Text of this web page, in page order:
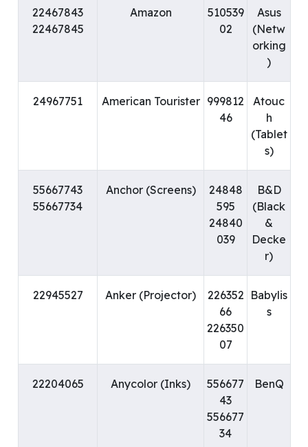
Asus
(Netw
orking
)
510539
02
Amazon
22467843
22467845
Atouc
h
(Tablet
s)
999812
46
American Tourister
24967751
B&D
(Black
&
Decke
r)
24848
595
24840
039
Anchor (Screens)
55667743
55667734
Babylis
s
226352
66
226350
07
Anker (Projector)
22945527
BenQ
556677
43
556677
34
Anycolor (Inks)
22204065